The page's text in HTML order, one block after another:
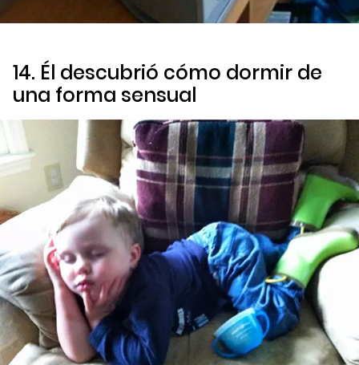
14. Él descubrió cómo dormir de
una forma sensual